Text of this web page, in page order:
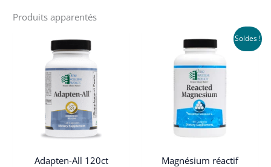
Produits apparentés
Adapten-All 120ct
Soldes !
Magnésium réactif